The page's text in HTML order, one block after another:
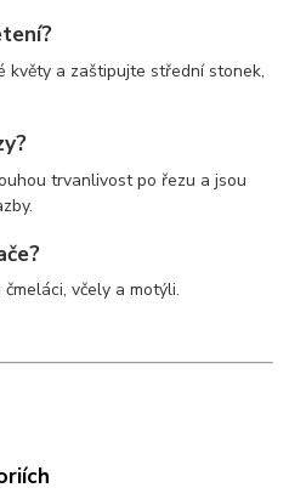
květy a zaštipujte střední stonek,
trvanlivost po řezu a jsou
včely a motýli.